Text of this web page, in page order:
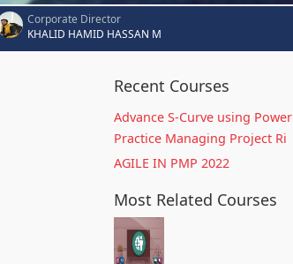
Corporate Director
KHALID HAMID HASSAN M
Recent Courses
Advance S-Curve using Power
Practice Managing Project Ri
AGILE IN PMP 2022
Most Related Courses